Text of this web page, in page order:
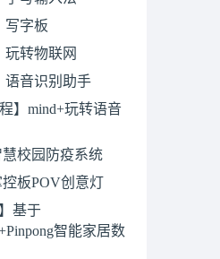
写字板
玩转物联网
语音识别助手
】mind+玩转语音
慧校园防疫系统
控板POV创意灯
基于
智能家居数